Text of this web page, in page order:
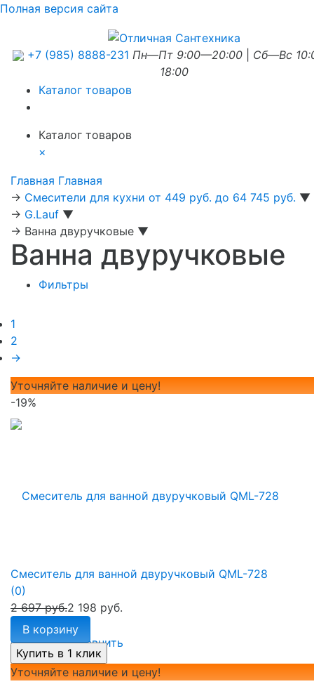
Полная версия сайта
+7 (985) 8888-231 Пн—Пт 9:00—20:00
Сб—Вс
18:00
Каталог товаров
Каталог товаров
×
Главная Главная
→ Смесители для кухни от 449 руб. до 64 745 руб. ▼
→ G.Lauf ▼
→ Ванна двуручковые ▼
Ванна двуручковые
Фильтры
1
2
→
Уточняйте наличие и цену!
-19%
избранное сравнить
Смеситель для ванной двуручковый QML-728
(0)
2 697 руб.2 198 руб.
В корзину
Уточняйте наличие и цену!